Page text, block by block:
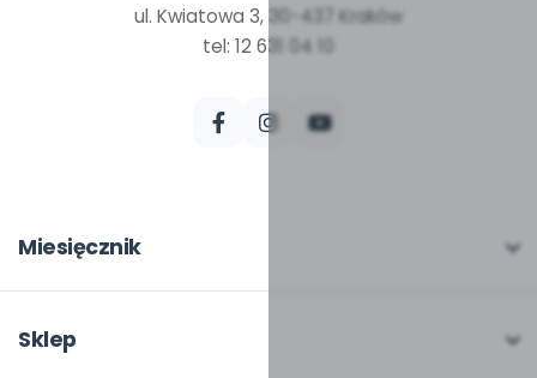
ul. Kwiatowa 3, 30-437 Kraków
tel: 12 631 04 10
Miesięcznik
W numerze
Sklep